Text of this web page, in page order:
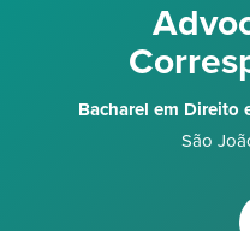
Bacharel em Direito
São